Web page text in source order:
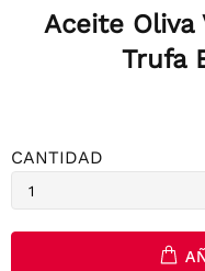
Aceite Oliva
Trufa
CANTIDAD